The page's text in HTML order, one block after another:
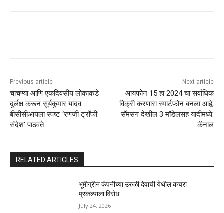
Previous article
चाचण्या आणि एकदिवसीय लोकांकडे
दुर्लक्ष करून सूर्यकुमार यादव
बीसीसीआयला स्पष्ट ‘रणजी ट्रॉफी
संदेश’ पाठवते
Next article
आयफोन 15 हा 2024 चा सर्वाधिक
विक्री करणारा स्मार्टफोन बनला आहे,
सॅमसंग देखील 3 मॉडेलसह यादीमध्ये:
कॅनाल
RELATED ARTICLES
भूमीग्रीन कंपनीच्या उरुळी देवाची येथील कचरा
प्रकल्पाला विरोध
July 24, 2026